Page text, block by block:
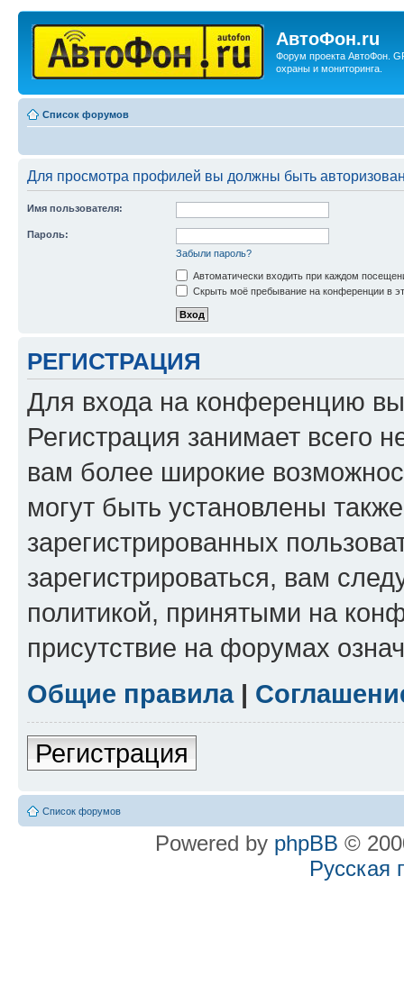
АвтоФон.ru
Форум проекта АвтоФон.
охраны и мониторинга.
Список форумов
Для просмотра профилей вы должны быть
Имя пользователя:
Пароль:
Забыли пароль?
Автоматически входить при каждом
Скрыть моё пребывание на конференции в
РЕГИСТРАЦИЯ
Для входа на конференцию
Регистрация занимает всего
вам более широкие
могут быть установлены
зарегистрированных
зарегистрироваться, вам
политикой, принятыми на
присутствие на форумах
Общие правила|
Регистрация
Список форумов
Powered by phpBB ©
Русская